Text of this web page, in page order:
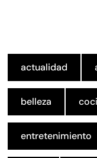
actualidad
belleza
entretenimiento